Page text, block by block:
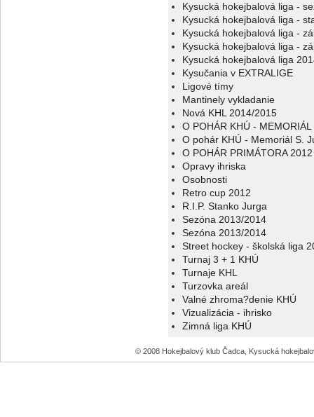
Kysucká hokejbalová liga -
Kysucká hokejbalová liga -
Kysucká hokejbalová liga -
Kysucká hokejbalová liga -
Kysucká hokejbalová liga
Kysučania v EXTRALIGE
Ligové tímy
Mantinely vykladanie
Nová KHL 2014/2015
O POHÁR KHÚ - MEMORIÁL
O pohár KHÚ - Memoriál S.
O POHÁR PRIMÁTORA 2012
Opravy ihriska
Osobnosti
Retro cup 2012
R.I.P. Stanko Jurga
Sezóna 2013/2014
Sezóna 2013/2014
Street hockey - školská liga
Turnaj 3 + 1 KHÚ
Turnaje KHL
Turzovka areál
Valné zhroma?denie KHÚ
Vizualizácia - ihrisko
Zimná liga KHÚ
© 2008 Hokejbalový klub Čadca, Kysucká